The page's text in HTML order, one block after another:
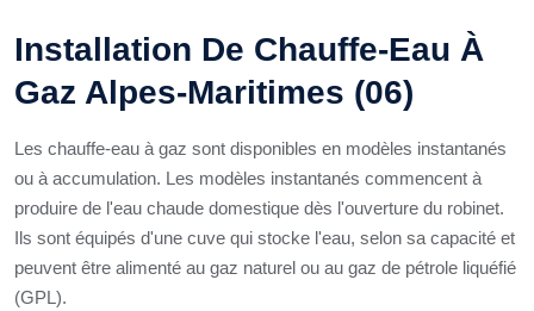
Installation De Chauffe-Eau À
Gaz Alpes-Maritimes (06)
Les chauffe-eau à gaz sont disponibles en modèles instantanés
ou à accumulation. Les modèles instantanés commencent à
produire de l'eau chaude domestique dès l'ouverture du robinet.
Ils sont équipés d'une cuve qui stocke l'eau, selon sa capacité et
peuvent être alimenté au gaz naturel ou au gaz de pétrole liquéfié
(GPL).